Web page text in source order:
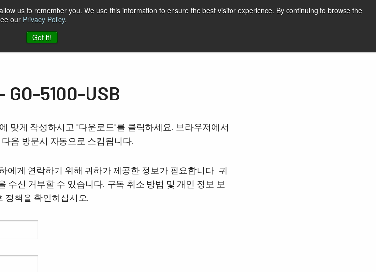
us to remember you. We use this information to ensure the best visitor experience. By continuing to browse the
our Privacy Policy.
Got it!
인쇄 지원 및 소프트웨어 로그인 한국어
JAI에 문의하기
5100-USB
맞게 작성하시고 "다운로드"를 클릭하세요. 브라우저에서
음 방문시 자동으로 스킵됩니다.
에게 연락하기 위해 귀하가 제공한 정보가 필요합니다. 귀
수신 거부할 수 있습니다. 구독 취소 방법 및 개인 정보 보
정책을 확인하십시오.